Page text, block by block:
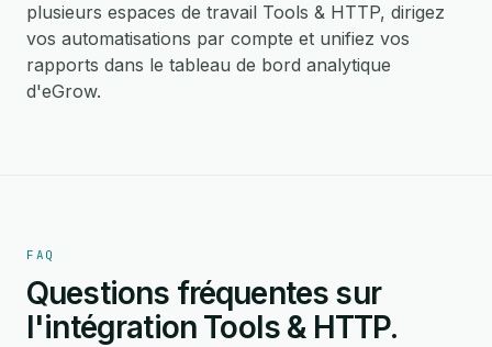
plusieurs espaces de travail Tools & HTTP, dirigez
vos automatisations par compte et unifiez vos
rapports dans le tableau de bord analytique
d'eGrow.
FAQ
Questions fréquentes sur
l'intégration Tools & HTTP.